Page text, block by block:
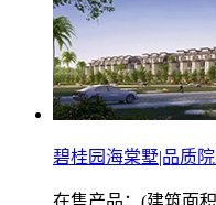
碧桂园海棠墅|品质
在售产品：(建筑面